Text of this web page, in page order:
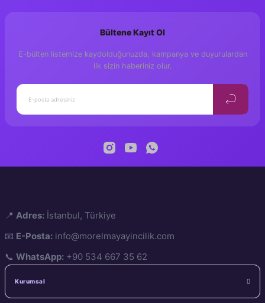
Tuğba Çetin
Kapak İnce Cilt
Ölçü
Bültene Kayıt Ol
E-bülten listemize kaydolduğunuzda, kampanya ve duyurulardan
ilk sizin haberiniz olur.
📍 Adres: İstanbul, Türkiye
📧 E-Posta: info@morelmayayincilik.com
📞 WhatsApp: +90 534 667 35 62
Kurumsal